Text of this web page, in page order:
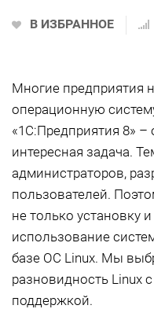
В ИЗБРАННОЕ
Многие предприятия
операционную
«1С:Предприятия 8» –
интересная задача.
администраторов,
пользователей.
не только установку
использование
базе ОС Linux. Мы
разновидность
поддержкой.